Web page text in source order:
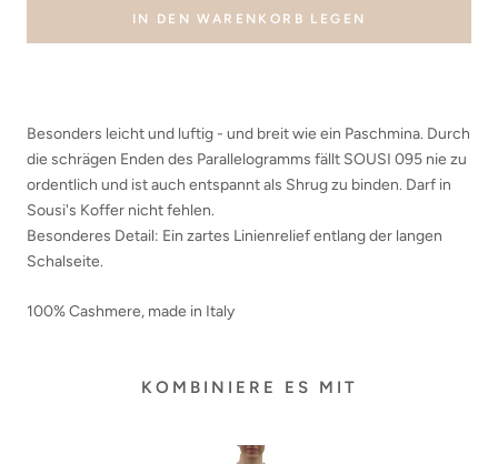
IN DEN WARENKORB LEGEN
Besonders leicht und luftig - und breit wie ein Paschmina. Durch
die schrägen Enden des Parallelogramms fällt SOUSI 095 nie zu
ordentlich und ist auch entspannt als Shrug zu binden. Darf in
Sousi's Koffer nicht fehlen.
Besonderes Detail: Ein zartes Linienrelief entlang der langen
Schalseite.
100% Cashmere, made in Italy
KOMBINIERE ES MIT